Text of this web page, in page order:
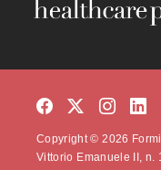
Copyright © 2026
Vittorio Emanuele II, n.